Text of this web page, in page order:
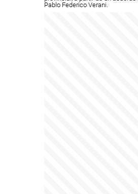
Pablo Federico Verani.